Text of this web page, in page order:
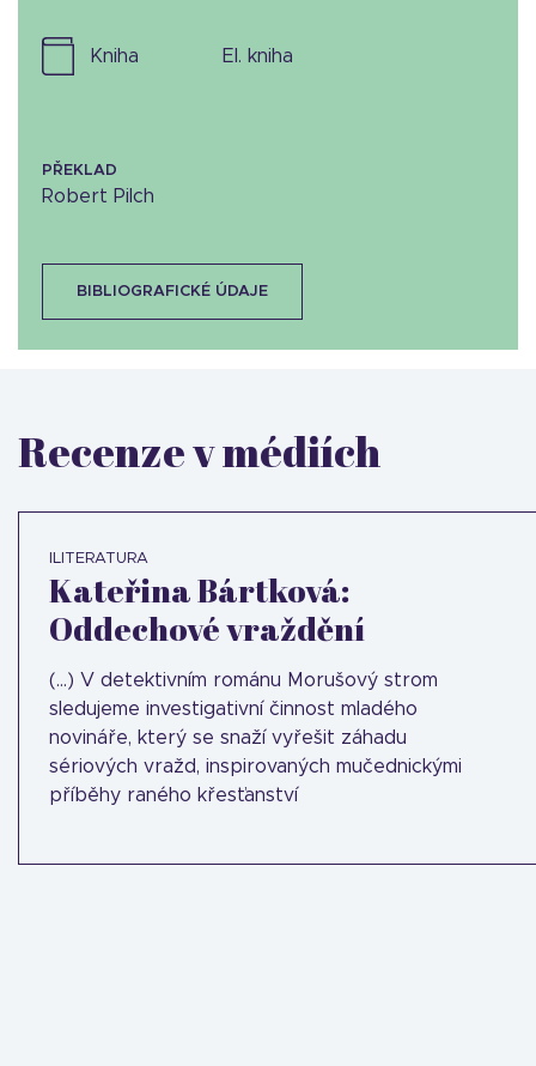
kniha el. kniha
PŘEKLAD
Robert Pilch
BIBLIOGRAFICKÉ ÚDAJE
Recenze v médiích
ILITERATURA
Kateřina Bártková:
Oddechové vraždění
(...) V detektivním románu Morušový strom
sledujeme investigativní činnost mladého
novináře, který se snaží vyřešit záhadu
sériových vražd, inspirovaných mučednickými
příběhy raného křesťanství